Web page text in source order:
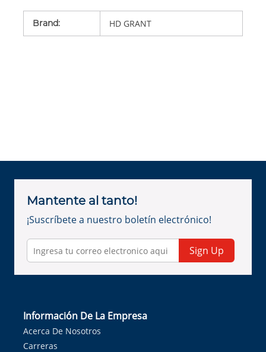
Brand: HD GRANT
Mantente al tanto!
¡Suscríbete a nuestro boletín electrónico!
Sign Up
Información De La Empresa
Acerca De Nosotros
Carreras